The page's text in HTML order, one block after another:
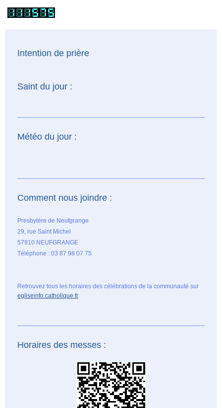
Intention de prière
Saint du jour :
Météo du jour :
Comment nous joindre :
Presbytère de Neufgrange
29, rue Saint Michel
57910 NEUFGRANGE
Téléphone : 03 87 98 07 75
Retrouvez tous les horaires des célébrations de la communauté sur
egliseinfo.catholique.fr
Horaires des messes :